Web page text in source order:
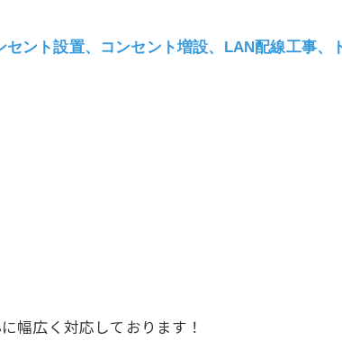
ント設置、コンセント増設、LAN配線工事
幅広く対応しております！